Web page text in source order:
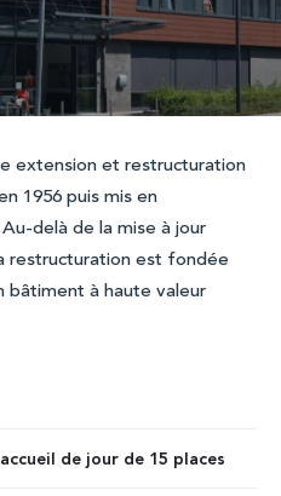
extension et restructuration
1956 puis mis en
delà de la mise à jour
restructuration est fondée
bâtiment à haute valeur
de jour de 15 places